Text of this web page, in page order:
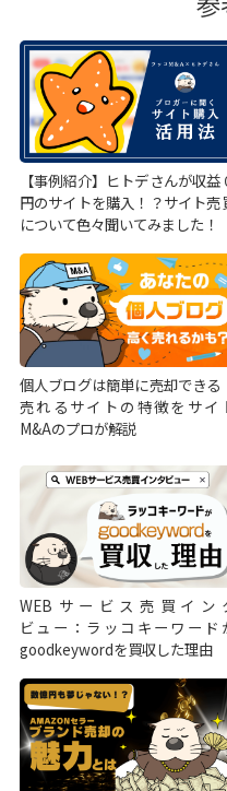
【事例紹介】ヒトデさんが収益
円のサイトを購入！？サイト売
について色々聞いてみました！
個人ブログは簡単に売却できる
売れるサイトの特徴をサイ
M&Aのプロが解説
WEBサービス売買イン
ビュー：ラッコキーワード
goodkeywordを買収した理由